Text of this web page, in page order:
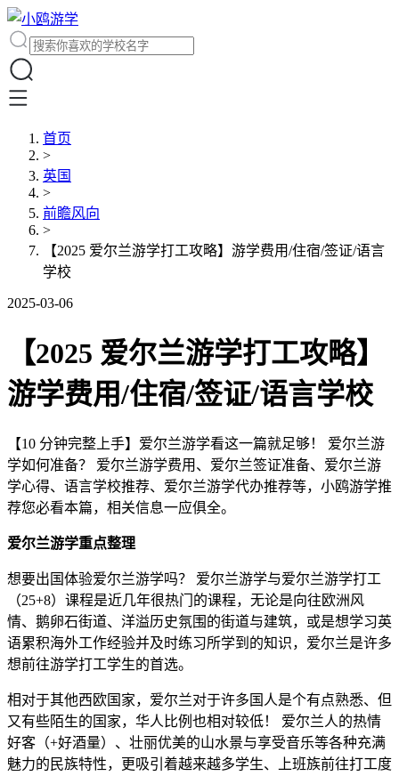
首页
>
英国
>
前瞻风向
>
【2025 爱尔兰游学打工攻略】游学费用/住宿/签证/语言
学校
2025-03-06
【2025 爱尔兰游学打工攻略】
游学费用/住宿/签证/语言学校
【10 分钟完整上手】爱尔兰游学看这一篇就足够！ 爱尔兰游
学如何准备？ 爱尔兰游学费用、爱尔兰签证准备、爱尔兰游
学心得、语言学校推荐、爱尔兰游学代办推荐等，小鸥游学推
荐您必看本篇，相关信息一应俱全。
爱尔兰游学重点整理
想要出国体验爱尔兰游学吗？ 爱尔兰游学与爱尔兰游学打工
（25+8）课程是近几年很热门的课程，无论是向往欧洲风
情、鹅卵石街道、洋溢历史氛围的街道与建筑，或是想学习英
语累积海外工作经验并及时练习所学到的知识，爱尔兰是许多
想前往游学打工学生的首选。
相对于其他西欧国家，爱尔兰对于许多国人是个有点熟悉、但
又有些陌生的国家，华人比例也相对较低！ 爱尔兰人的热情
好客（+好酒量）、壮丽优美的山水景与享受音乐等各种充满
魅力的民族特性，更吸引着越来越多学生、上班族前往打工度